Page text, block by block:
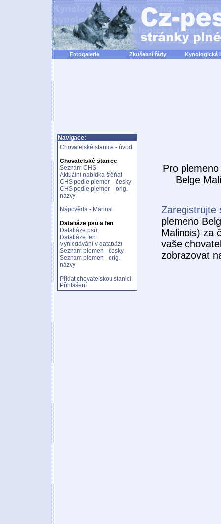
Fotogalerie Zkušební řády Kynologická
Navigace:
Chovatelské stanice - úvod
Chovatelské stanice
Seznam CHS
Aktuální nabídka štěňat
CHS podle plemen - česky
CHS podle plemen - orig.
názvy
Nápověda - Manuál
Databáze psů a fen
Databáze psů
Databáze fen
Vyhledávání v databázi
Seznam plemen - česky
Seznam plemen - orig.
názvy
Přidat chovatelskou stanici
Přihlášení
Pro plemeno
Belge
Zaregistrujte
plemeno
Malinois) za
vaše
zobrazovat